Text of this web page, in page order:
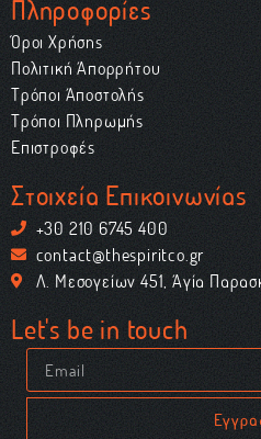
Πληροφορίες
Όροι Χρήσης
Πολιτική Απορρήτου
Τρόποι Αποστολής
Τρόποι Πληρωμής
Επιστροφές
Στοιχεία Επικοινωνίας
+30 210 6745 400
contact@thespiritco.gr
Λ. Μεσογείων 451, Αγία
Let's be in touch